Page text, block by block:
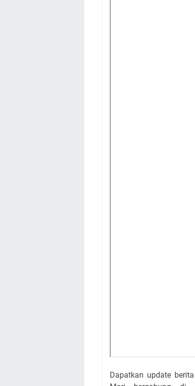
Dapatkan update